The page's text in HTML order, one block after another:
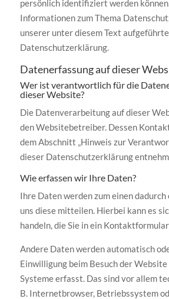
persönlich identifiziert werden
Informationen zum Thema
unserer unter diesem Text
Datenschutzerklärung.
Datenerfassung auf dieser
Wer ist verantwortlich für die
dieser Website?
Die Datenverarbeitung auf dieser
den Websitebetreiber. Dessen
dem Abschnitt „Hinweis zur
dieser Datenschutzerklärung
Wie erfassen wir Ihre Daten?
Ihre Daten werden zum einen dadurch
uns diese mitteilen. Hierbei kann es
handeln, die Sie in ein
Andere Daten werden automatisch
Einwilligung beim Besuch der
Systeme erfasst. Das sind vor allem
B. Internetbrowser, Betriebssystem